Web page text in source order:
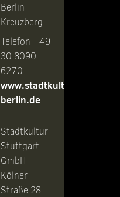
Berlin
Kreuzberg
Telefon +49
30 8090
6270
www.stadtkultur-
berlin.de
Stadtkultur
Stuttgart
GmbH
Kölner
Straße 28